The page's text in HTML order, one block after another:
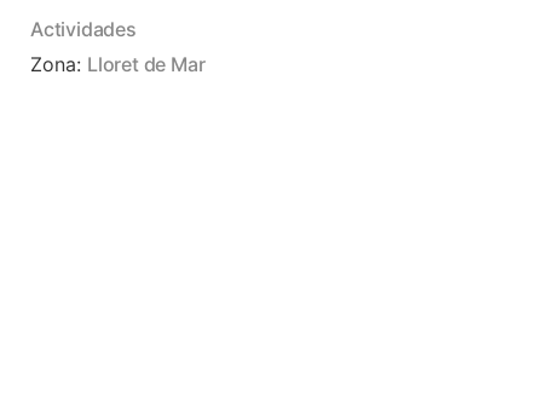
Actividades
Zona: Lloret de Mar